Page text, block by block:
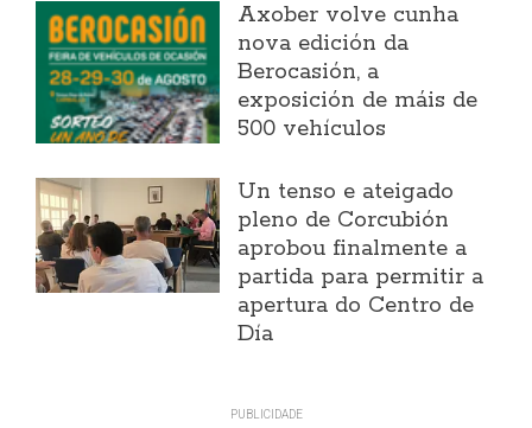
Axober volve cunha
nova edición da
Berocasión, a
exposición de máis de
500 vehículos
Un tenso e ateigado
pleno de Corcubión
aprobou finalmente a
partida para permitir a
apertura do Centro de
Día